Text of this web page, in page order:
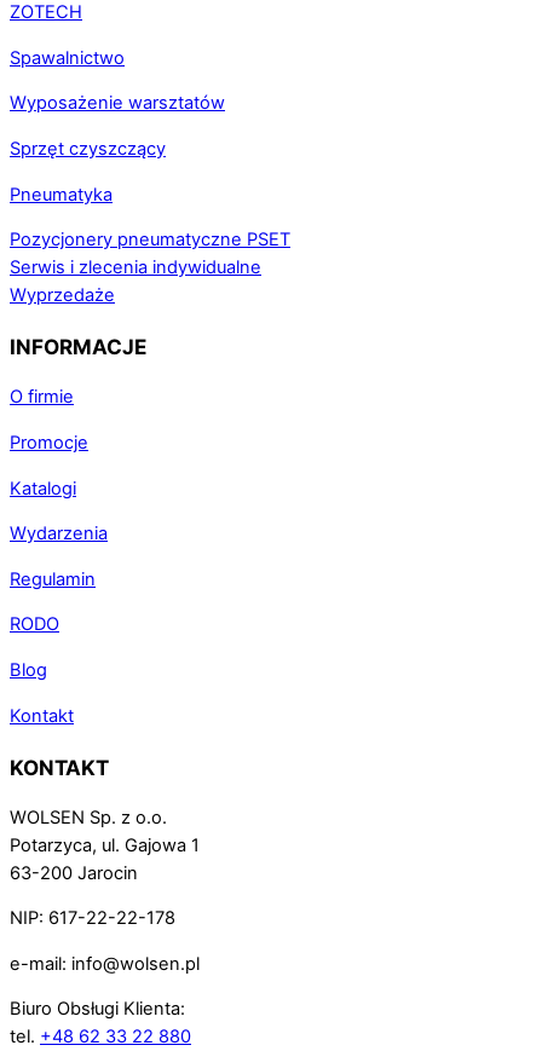
ZOTECH
Spawalnictwo
Wyposażenie warsztatów
Sprzęt czyszczący
Pneumatyka
Pozycjonery pneumatyczne PSET
Serwis i zlecenia indywidualne
Wyprzedaże
INFORMACJE
O firmie
Promocje
Katalogi
Wydarzenia
Regulamin
RODO
Blog
Kontakt
KONTAKT
WOLSEN Sp. z o.o.
Potarzyca, ul. Gajowa 1
63-200 Jarocin
NIP: 617-22-22-178
e-mail: info@wolsen.pl
Biuro Obsługi Klienta:
tel. +48 62 33 22 880